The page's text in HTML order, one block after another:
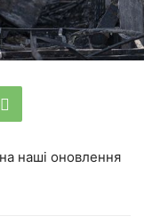
наші оновлення